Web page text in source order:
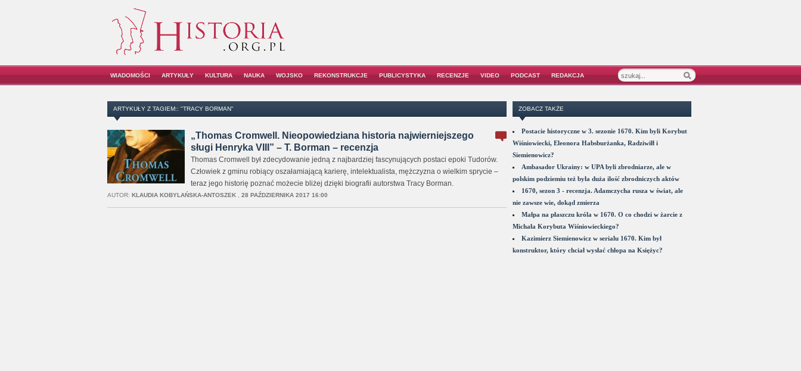
WIADOMOŚCI ARTYKUŁY KULTURA NAUKA WOJSKO REKONSTRUKCJE PUBLICYSTYKA RECENZJE VIDEO PODCAST REDAKCJA
ARTYKUŁY Z TAGIEM:: "TRACY BORMAN"
„Thomas Cromwell. Nieopowiedziana historia najwierniejszego
sługi Henryka VIII” – T. Borman – recenzja
Thomas Cromwell był zdecydowanie jedną z najbardziej fascynujących postaci epoki Tudorów.
Człowiek z gminu robiący oszałamiającą karierę, intelektualista, mężczyzna o wielkim sprycie –
teraz jego historię poznać możecie bliżej dzięki biografii autorstwa Tracy Borman.
AUTOR: KLAUDIA KOBYLAŃSKA-ANTOSZEK, 28 PAŹDZIERNIKA 2017 16:00
ZOBACZ TAKŻE
Postacie historyczne w 3. sezonie 1670. Kim byli Korybut
Wiśniowiecki, Eleonora Habsburżanka, Radziwiłł i
Siemienowicz?
Ambasador Ukrainy: w UPA byli zbrodniarze, ale w
polskim podziemiu też była duża ilość zbrodniczych aktów
1670, sezon 3 - recenzja. Adamczycha rusza w świat, ale
nie zawsze wie, dokąd zmierza
Małpa na płaszczu króla w 1670. O co chodzi w żarcie z
Michała Korybuta Wiśniowieckiego?
Kazimierz Siemienowicz w serialu 1670. Kim był
konstruktor, który chciał wysłać chłopa na Księżyc?